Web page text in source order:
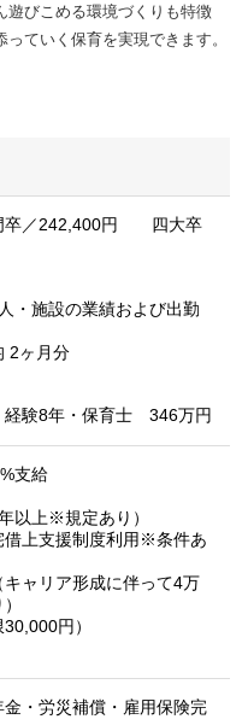
遊びこめる環境づくりも特徴
ていく保育を実現できます。
卒／242,400円 四大卒
・施設の業績および出勤
2ヶ月分
験8年・保育士 346万円
支給
以上※規定あり）
借上支援制度利用※条件あ
キャリア形成に伴って4万
円）
・労災補償・雇用保険完